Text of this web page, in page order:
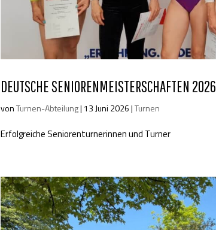
DEUTSCHE SENIORENMEISTERSCHAFTEN 2026
vonTurnen-Abteilung| 13 Juni 2026|Turnen
Erfolgreiche Seniorenturnerinnen und Turner